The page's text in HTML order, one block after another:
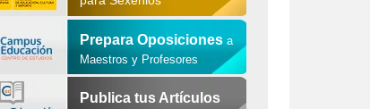
Prepara Oposiciones a
Maestros y Profesores
Publica tus Artículos